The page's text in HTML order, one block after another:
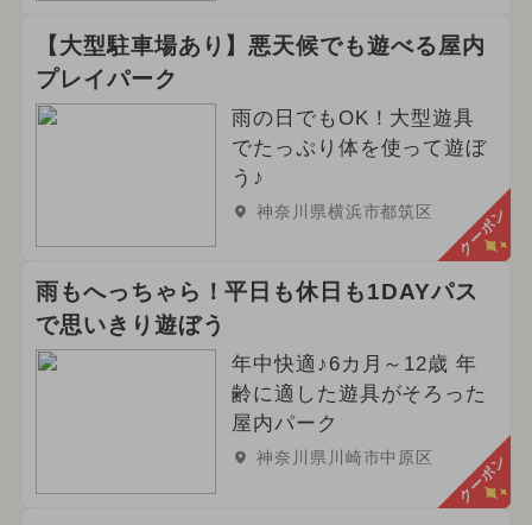
【大型駐車場あり】悪天候でも遊べる屋内
プレイパーク
雨の日でもOK！大型遊具
でたっぷり体を使って遊ぼ
う♪
神奈川県横浜市都筑区 クーポン
雨もへっちゃら！平日も休日も1DAYパス
で思いきり遊ぼう
年中快適♪6カ月～12歳 年
齢に適した遊具がそろった
屋内パーク
神奈川県川崎市中原区 クーポン